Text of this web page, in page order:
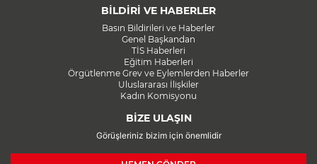
BİLDİRİ VE HABERLER
Basın Bildirileri ve Haberler
Genel Başkandan
TİS Haberleri
Eğitim Haberleri
Örgütlenme Grev ve Eylemlerden Haberler
Uluslararası İlişkiler
Kadın Komisyonu
BİZE ULAŞIN
Görüşleriniz bizim için önemlidir